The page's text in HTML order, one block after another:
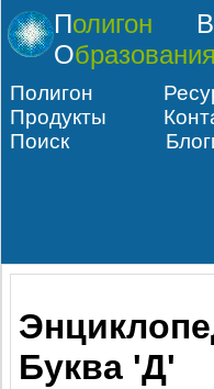
Полигон
Образования
Полигон
Продукты
Поиск
Буква 'Д'